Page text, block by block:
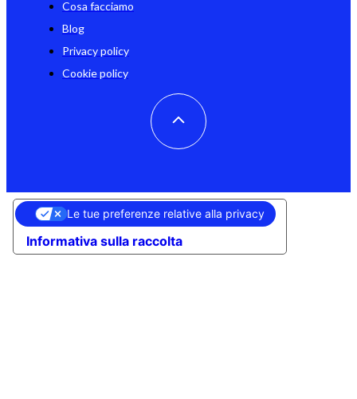
Cosa facciamo
Blog
Privacy policy
Cookie policy
Informativa sulla raccolta
Le tue preferenze relative alla privacy